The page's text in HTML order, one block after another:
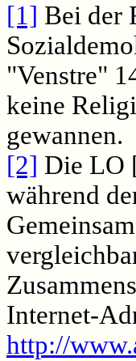
[1] Bei der
"Venstre"
keine
gewannen.
[2] Die LO
während
Internet-
http://